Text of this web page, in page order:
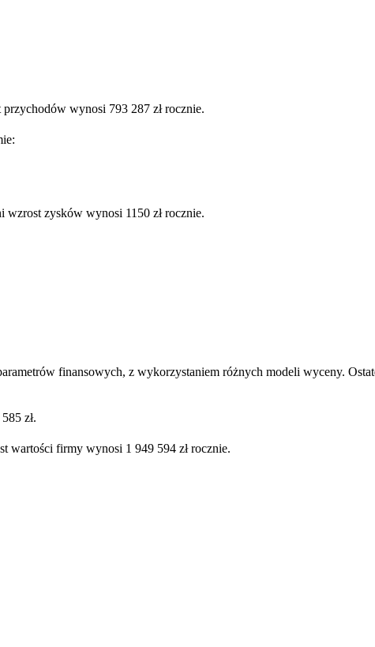
przychodów wynosi 793 287 zł rocznie.
wzrost zysków wynosi 1150 zł rocznie.
finansowych, z wykorzystaniem różnych modeli wyceny.
zł.
wartości firmy wynosi 1 949 594 zł rocznie.